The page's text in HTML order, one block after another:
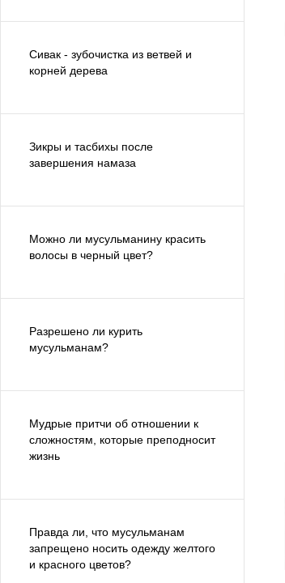
Сивак - зубочистка из ветвей и
корней дерева
Зикры и тасбихы после
завершения намаза
Можно ли мусульманину красить
волосы в черный цвет?
Разрешено ли курить
мусульманам?
Мудрые притчи об отношении к
сложностям, которые преподносит
жизнь
Правда ли, что мусульманам
запрещено носить одежду желтого
и красного цветов?